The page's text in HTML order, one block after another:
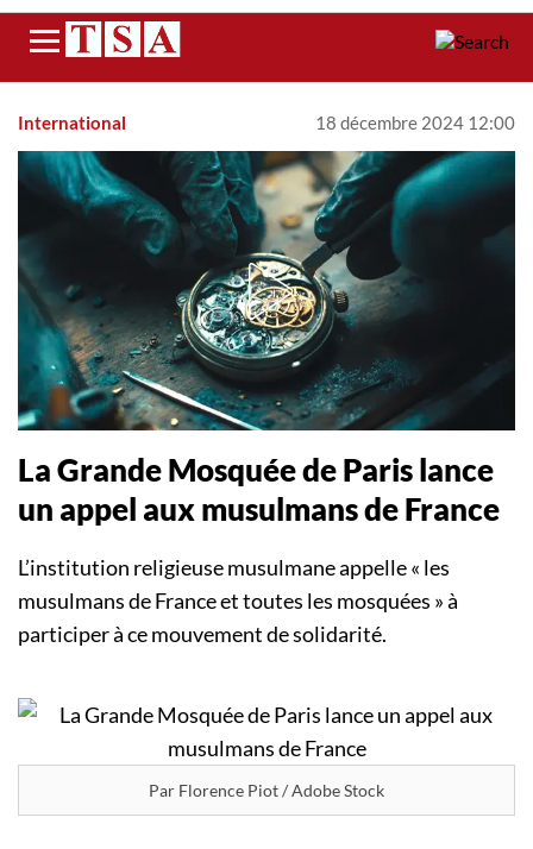
Menu
International 18 décembre 2024 12:00
La Grande Mosquée de Paris lance
un appel aux musulmans de France
L’institution religieuse musulmane appelle « les
musulmans de France et toutes les mosquées » à
participer à ce mouvement de solidarité.
Par Florence Piot / Adobe Stock